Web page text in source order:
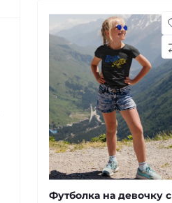
Футболка на девочку с